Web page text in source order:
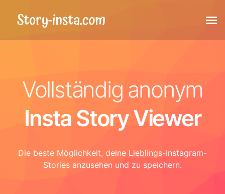
Highlights
Beiträge
Markierte Beiträge
Vollständig anonym
Insta Story Viewer
Die beste Möglichkeit, deine Lieblings-Instagram-
Stories anzusehen und zu speichern.